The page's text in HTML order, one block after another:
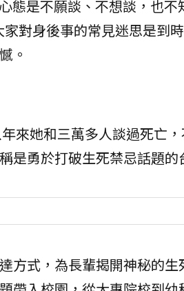
是不願談、不想談，也不
對身後事的常見迷思是到
。
來她和三萬多人談過死亡
是勇於打破生死禁忌話題的
方式，為長輩揭開神秘的